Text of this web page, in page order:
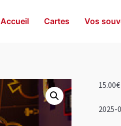
Accueil Cartes Vos
15.00€
2025-